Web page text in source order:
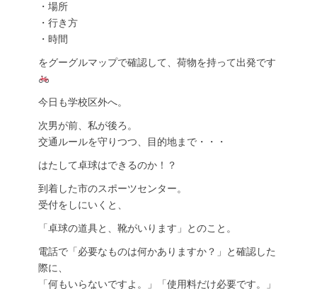
・場所
・行き方
・時間
をグーグルマップで確認して、荷物を持って出発です
今日も学校区外へ。
次男が前、私が後ろ。
交通ルールを守りつつ、目的地まで・・・
はたして卓球はできるのか！？
到着した市のスポーツセンター。
受付をしにいくと、
「卓球の道具と、靴がいります」とのこと。
電話で「必要なものは何かありますか？」と確認した
際に、
「何もいらないですよ。」「使用料だけ必要です。」